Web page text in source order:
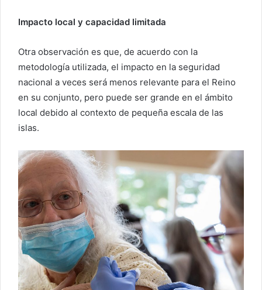
Impacto local y capacidad limitada
Otra observación es que, de acuerdo con la
metodología utilizada, el impacto en la seguridad
nacional a veces será menos relevante para el Reino
en su conjunto, pero puede ser grande en el ámbito
local debido al contexto de pequeña escala de las
islas.